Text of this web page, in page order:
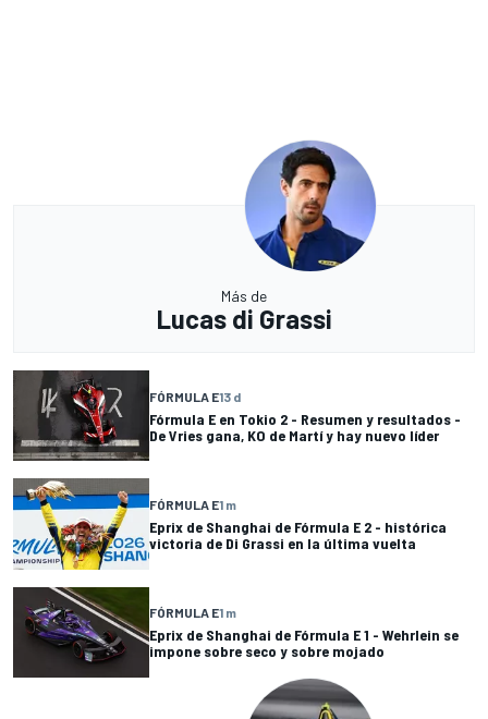
Más de
Lucas di Grassi
FÓRMULA E13 d
Fórmula E en Tokio 2 - Resumen y resultados -
De Vries gana, KO de Martí y hay nuevo líder
FÓRMULA E1 m
Eprix de Shanghai de Fórmula E 2 - histórica
victoria de Di Grassi en la última vuelta
FÓRMULA E1 m
Eprix de Shanghai de Fórmula E 1 - Wehrlein se
impone sobre seco y sobre mojado